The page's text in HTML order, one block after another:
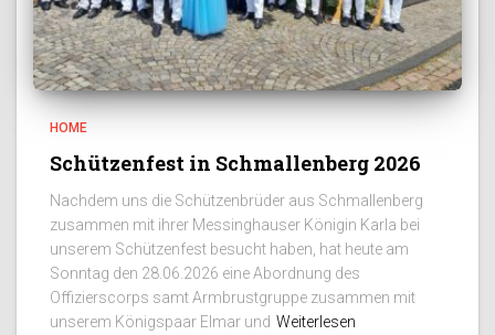
HOME
Schützenfest in Schmallenberg 2026
Nachdem uns die Schützenbrüder aus Schmallenberg
zusammen mit ihrer Messinghauser Königin Karla bei
unserem Schützenfest besucht haben, hat heute am
Sonntag den 28.06.2026 eine Abordnung des
Offizierscorps samt Armbrustgruppe zusammen mit
unserem Königspaar Elmar und Weiterlesen